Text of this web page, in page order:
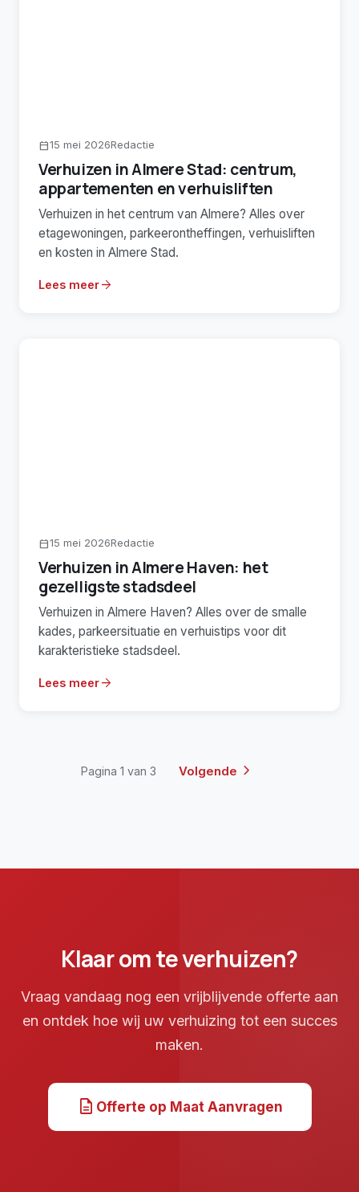
calendar_today15 mei 2026Redactie
Verhuizen in Almere Stad: centrum,
appartementen en verhuisliften
Verhuizen in het centrum van Almere? Alles over
etagewoningen, parkeerontheffingen, verhuisliften
en kosten in Almere Stad.
Lees meerarrow_forward
calendar_today15 mei 2026Redactie
Verhuizen in Almere Haven: het
gezelligste stadsdeel
Verhuizen in Almere Haven? Alles over de smalle
kades, parkeersituatie en verhuistips voor dit
karakteristieke stadsdeel.
Lees meerarrow_forward
Pagina 1 van 3 Volgende chevron_right
Klaar om te verhuizen?
Vraag vandaag nog een vrijblijvende offerte aan
en ontdek hoe wij uw verhuizing tot een succes
maken.
description Offerte op Maat Aanvragen